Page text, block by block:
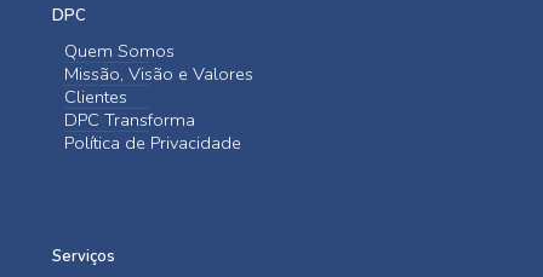
DPC
Quem Somos
Missão, Visão e Valores
Clientes
DPC Transforma
Política de Privacidade
Serviços